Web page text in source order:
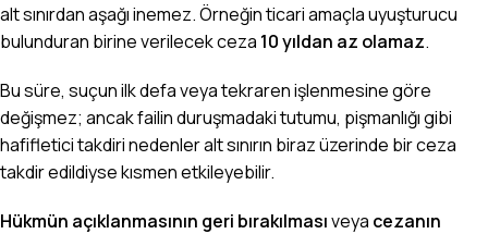
alt sınırdan aşağı inemez. Örneğin ticari amaçla uyuşturucu
bulunduran birine verilecek ceza 10 yıldan az olamaz.
Bu süre, suçun ilk defa veya tekraren işlenmesine göre
değişmez; ancak failin duruşmadaki tutumu, pişmanlığı gibi
hafifletici takdiri nedenler alt sınırın biraz üzerinde bir ceza
takdir edildiyse kısmen etkileyebilir.
Hükmün açıklanmasının geri bırakılmasıveya cezanın